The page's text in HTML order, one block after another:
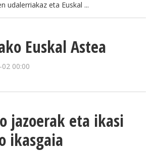
udalerriakaz eta Euskal ...
Euskal Astea
00:00
jazoerak eta ikasi
ikasgaia